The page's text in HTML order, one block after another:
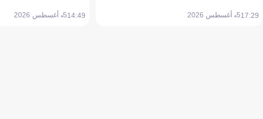
17:295 أغسطس 2026 14:495 أغسطس 2026